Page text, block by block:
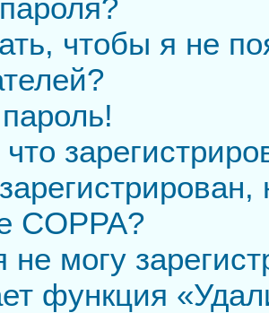
чтобы я не
COPPA?
могу
функция